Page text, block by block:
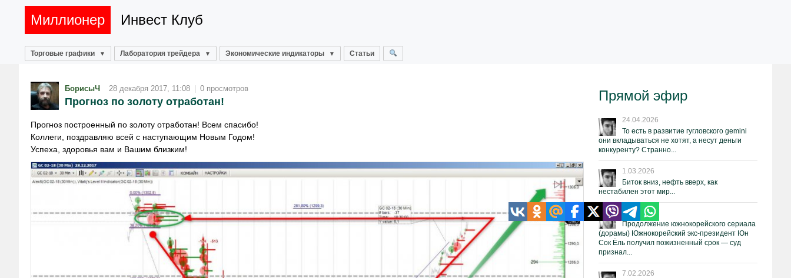
Миллионер Инвест Клуб
Торговые графики Лаборатория трейдера Экономические индикаторы Статьи
БорисыЧ 28 декабря 2017, 11:08 | 0 просмотров
Прогноз по золоту отработан!
Прогноз построенный по золоту отработан! Всем спасибо!
Коллеги, поздравляю всей с наступающим Новым Годом!
Успеха, здоровья вам и Вашим близким!
Прямой эфир
24.04.2026
То есть в развитие гугловского gemini
они вкладываться не хотят, а несут деньги
конкуренту? Странно...
1.03.2026
Биток вниз, нефть вверх, как
нестабилен этот мир...
19.02.2026
Продолжение южнокорейского сериала
(дорамы) Южнокорейский экс-президент Юн
Сок Ёль получил пожизненный срок — суд
признал...
7.02.2026